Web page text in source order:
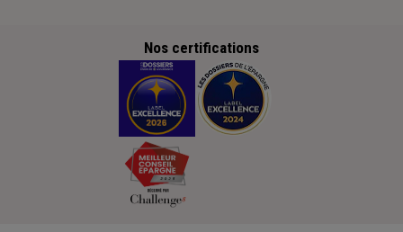
Nos certifications